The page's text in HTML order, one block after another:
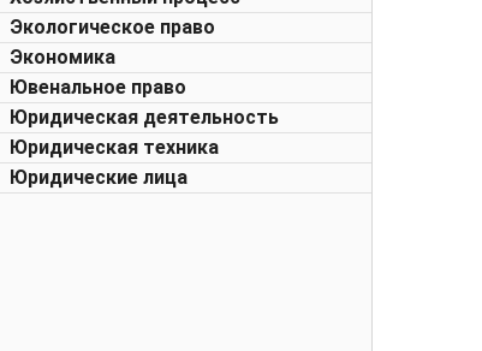
Экологическое право
Экономика
Ювенальное право
Юридическая деятельность
Юридическая техника
Юридические лица